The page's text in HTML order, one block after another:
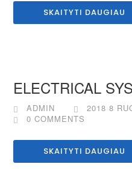
SKAITYTI DAUGIAU
ELECTRICAL
ADMIN
2018 8
0 COMMENTS
SKAITYTI DAUGIAU